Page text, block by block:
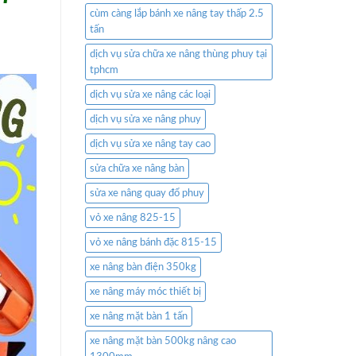
cùm càng lắp bánh xe nâng tay thấp 2.5
tấn
dịch vụ sửa chữa xe nâng thùng phuy tại
tphcm
dịch vụ sửa xe nâng các loại
dịch vụ sửa xe nâng phuy
dịch vụ sửa xe nâng tay cao
sửa chữa xe nâng bàn
sửa xe nâng quay đổ phuy
vỏ xe nâng 825-15
vỏ xe nâng bánh đặc 815-15
xe nâng bàn điện 350kg
xe nâng máy móc thiết bị
xe nâng mặt bàn 1 tấn
xe nâng mặt bàn 500kg nâng cao